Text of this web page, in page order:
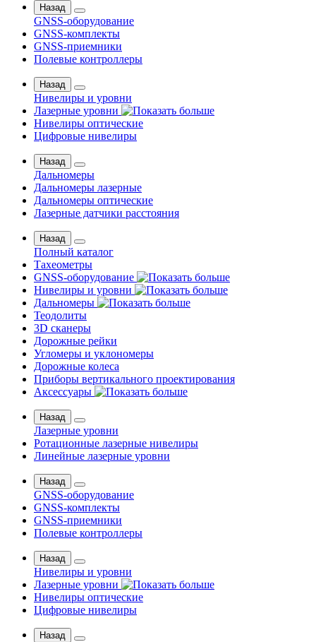
Назад
GNSS-оборудование
GNSS-комплекты
GNSS-приемники
Полевые контроллеры
Назад
Нивелиры и уровни
Лазерные уровни
Нивелиры оптические
Цифровые нивелиры
Назад
Дальномеры
Дальномеры лазерные
Дальномеры оптические
Лазерные датчики расстояния
Назад
Полный каталог
Тахеометры
GNSS-оборудование
Нивелиры и уровни
Дальномеры
Теодолиты
3D сканеры
Дорожные рейки
Угломеры и уклономеры
Дорожные колеса
Приборы вертикального проектирования
Аксессуары
Назад
Лазерные уровни
Ротационные лазерные нивелиры
Линейные лазерные уровни
Назад
GNSS-оборудование
GNSS-комплекты
GNSS-приемники
Полевые контроллеры
Назад
Нивелиры и уровни
Лазерные уровни
Нивелиры оптические
Цифровые нивелиры
Назад